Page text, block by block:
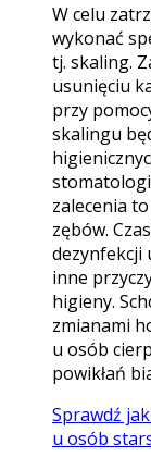
W celu
wykonać
tj. skaling.
usunięciu
przy
skalingu
zalecenia
zębów.
dezynfekcji
inne
higieny.
zmianami
u osób
powikłań
Sprawdź
u osób